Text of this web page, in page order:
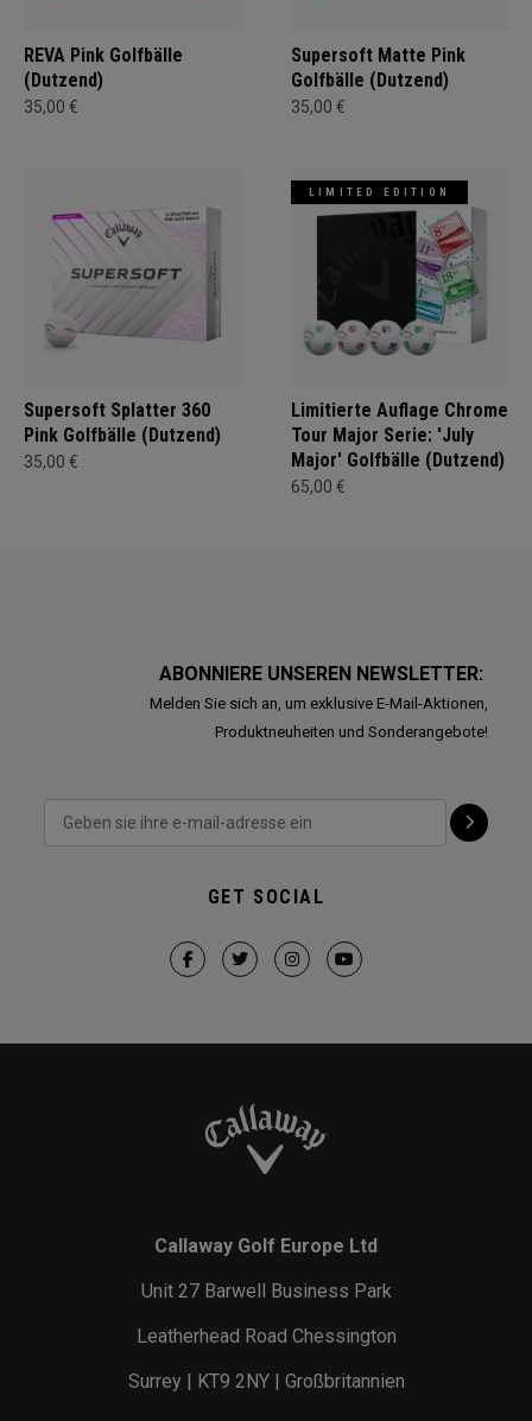
REVA Pink Golfbälle
(Dutzend)
35,00 €
Supersoft Matte Pink
Golfbälle (Dutzend)
35,00 €
Supersoft Splatter 360
Pink Golfbälle (Dutzend)
35,00 €
LIMITED EDITION
Limitierte Auflage Chrome
Tour Major Serie: 'July
Major' Golfbälle (Dutzend)
65,00 €
ABONNIERE UNSEREN NEWSLETTER:
Melden Sie sich an, um exklusive E-Mail-Aktionen,
Produktneuheiten und Sonderangebote!
GET SOCIAL
Callaway Golf Europe Ltd
Unit 27 Barwell Business Park
Leatherhead Road Chessington
Surrey | KT9 2NY | Großbritannien